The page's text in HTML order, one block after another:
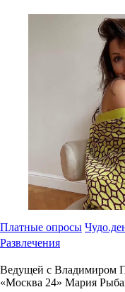
Платные опросы
Развлечения
Ведущей с Владимиром
«Москва 24» Мария